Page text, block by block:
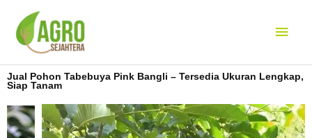
konten
Jual Pohon Tabebuya Pink Bangli – Tersedia Ukuran Lengkap,
Siap Tanam